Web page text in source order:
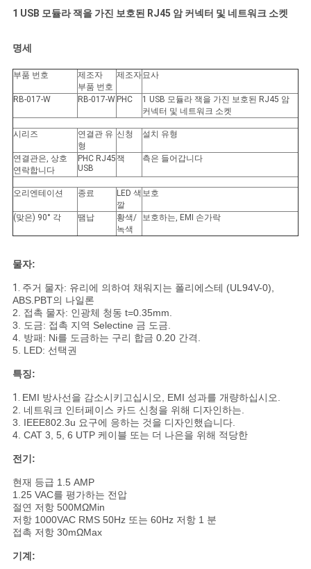
이
트
맵
PRIVACY
POLICY
1 USB 모듈라 잭을 가진 보호된 RJ45 암 커넥터 및 네트워크 소켓
명세
부품 번호
제조자
부품 번호
제조자묘사
RB-017-W RB-017-W PHC
1 USB 모듈라 잭을 가진 보호된 RJ45 암
커넥터 및 네트워크 소켓
시리즈
연결관 유
형
신청 설치 유형
연결관은, 상호
연락합니다
PHC RJ45
USB
잭 측은 들어갑니다
오리엔테이션 종료
LED 색
깔
보호
(맞은) 90° 각 땜납
황색/
녹색
보호하는, EMI 손가락
물자:
1. 주거 물자: 유리에 의하여 채워지는 폴리에스테 (UL94V-0),
ABS.PBT의 나일론
2. 접촉 물자: 인광체 청동 t=0.35mm.
3. 도금: 접촉 지역 Selectine 금 도금.
4. 방패: Ni를 도금하는 구리 합금 0.20 간격.
5. LED: 선택권
특징:
1. EMI 방사선을 감소시키고십시오, EMI 성과를 개량하십시오.
2. 네트워크 인터페이스 카드 신청을 위해 디자인하는.
3. IEEE802.3u 요구에 응하는 것을 디자인했습니다.
4. CAT 3, 5, 6 UTP 케이블 또는 더 나은을 위해 적당한
전기:
현재 등급 1.5 AMP
1.25 VAC를 평가하는 전압
절연 저항 500MΩMin
저항 1000VAC RMS 50Hz 또는 60Hz 저항 1 분
접촉 저항 30mΩMax
기계: